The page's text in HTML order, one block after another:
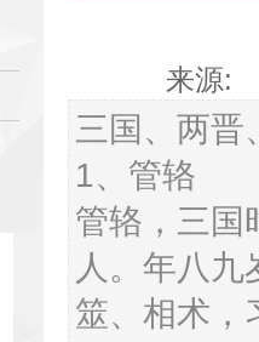
来源:
三国、两晋
1、管辂
管辂，三国
人。年八
筮、相术，